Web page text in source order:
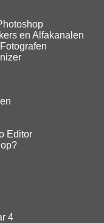
en Alfakanalen
Editor
4